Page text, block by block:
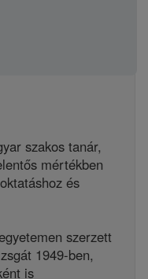
szakos tanár,
mértékben
és
szerzett
1949-ben,
is